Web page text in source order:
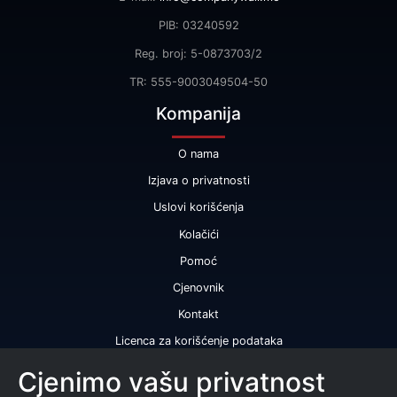
PIB: 03240592
Reg. broj: 5-0873703/2
TR: 555-9003049504-50
Kompanija
O nama
Izjava o privatnosti
Uslovi korišćenja
Kolačići
Pomoć
Cjenovnik
Kontakt
Licenca za korišćenje podataka
Naše usluge
Cjenimo vašu privatnost